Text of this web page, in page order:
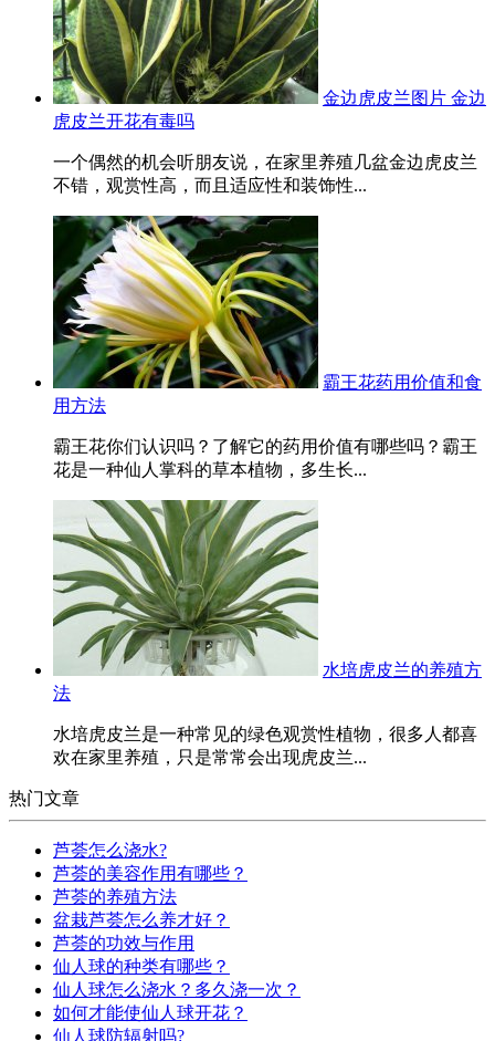
金边虎皮兰图片 金边
虎皮兰开花有毒吗
一个偶然的机会听朋友说，在家里养殖几盆金边虎皮兰
不错，观赏性高，而且适应性和装饰性...
霸王花药用价值和食
用方法
霸王花你们认识吗？了解它的药用价值有哪些吗？霸王
花是一种仙人掌科的草本植物，多生长...
水培虎皮兰的养殖方
法
水培虎皮兰是一种常见的绿色观赏性植物，很多人都喜
欢在家里养殖，只是常常会出现虎皮兰...
热门文章
芦荟怎么浇水?
芦荟的美容作用有哪些？
芦荟的养殖方法
盆栽芦荟怎么养才好？
芦荟的功效与作用
仙人球的种类有哪些？
仙人球怎么浇水？多久浇一次？
如何才能使仙人球开花？
仙人球防辐射吗?